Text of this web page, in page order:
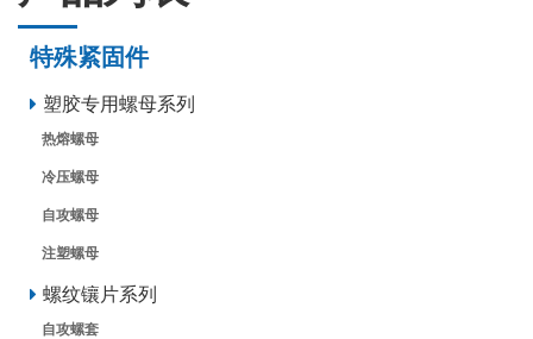
特殊紧固件
塑胶专用螺母系列
热熔螺母
冷压螺母
自攻螺母
注塑螺母
螺纹镶片系列
自攻螺套